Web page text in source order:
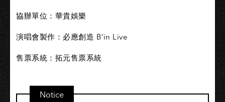
協辦單位：華貴娛樂
演唱會製作：必應創造 B’in Live
售票系統：拓元售票系統
Notice